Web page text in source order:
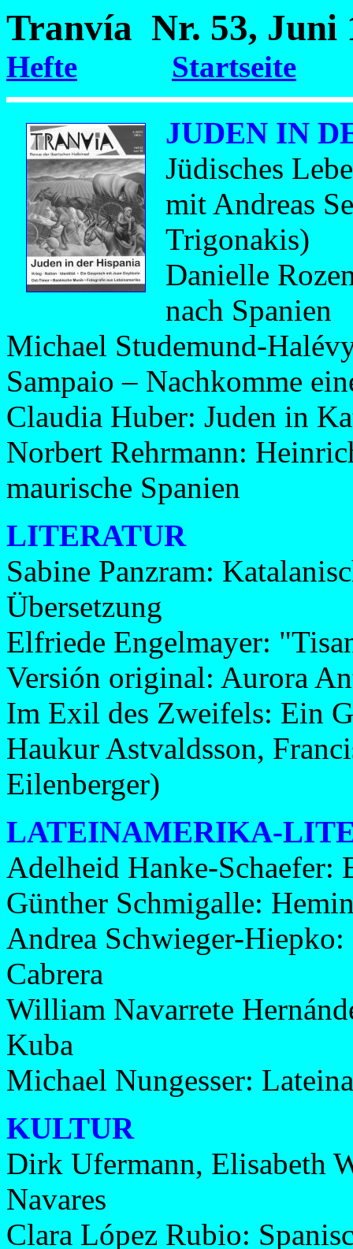
Tranvía Nr. 53,
Hefte
Startseite
JUDEN IN
Jüdisches
mit Andreas
Trigonakis)
Danielle
nach Spanien
Michael Studemund-
Sampaio – Nachkomme
Claudia Huber: Juden in
Norbert Rehrmann:
maurische Spanien
LITERATUR
Sabine Panzram:
Übersetzung
Elfriede Engelmayer:
Versión original: Aurora
Im Exil des Zweifels: Ein
Haukur Astvaldsson,
Eilenberger)
LATEINAMERIKA-
Adelheid Hanke-Schaefer:
Günther Schmigalle:
Andrea Schwieger-
Cabrera
William Navarrete
Kuba
Michael Nungesser:
KULTUR
Dirk Ufermann, Elisabeth
Navares
Clara López Rubio: